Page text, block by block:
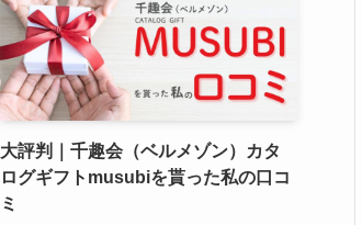
大評判｜千趣会（ベルメゾン）カタ
ログギフトmusubiを貰った私の口コ
ミ